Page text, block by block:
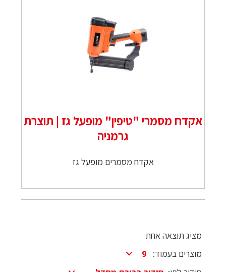
אקדח מסמרי "טיפין" מופעל גז | תוצרת
גרמניה
אקדח מסמרים מופעל גז
מציג תוצאה אחת
מוצרים בעמוד: